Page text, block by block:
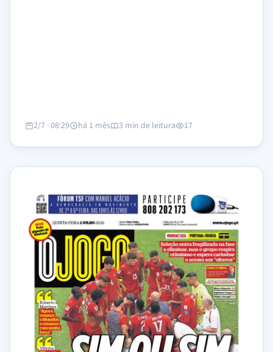
2/7 · 08:29 há 1 mês 3 min de leitura 17